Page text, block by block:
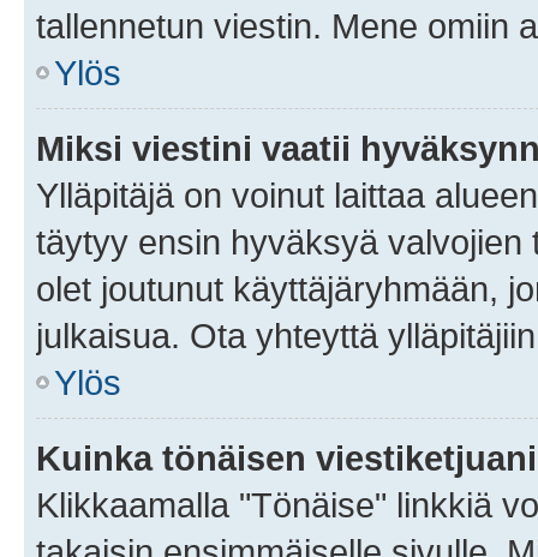
tallennetun viestin. Mene omiin
Ylös
Miksi viestini vaatii
Ylläpitäjä on voinut laittaa
täytyy ensin hyväksyä
olet joutunut käyttäjäryhmään,
julkaisua. Ota yhteyttä
Ylös
Kuinka tönäisen
Klikkaamalla "Tönäise" linkkiä